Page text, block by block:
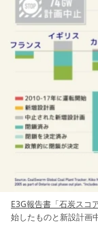
E3G報告書「石炭スコ
始したものと新設計画